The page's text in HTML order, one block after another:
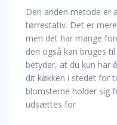
Den anden metode er
tørrestativ. Det er
men det har mange
den også kan bruges
betyder, at du kun har
dit køkken i stedet for
blomsterne holder sig
udsættes for